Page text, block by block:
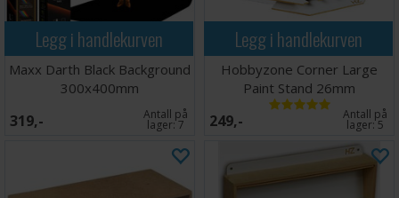
Legg i handlekurven
Maxx Darth Black Background
300x400mm
319,- Antall på
lager:7
Legg i handlekurven
Hobbyzone Corner Large
Paint Stand 26mm
249,- Antall på
lager:5